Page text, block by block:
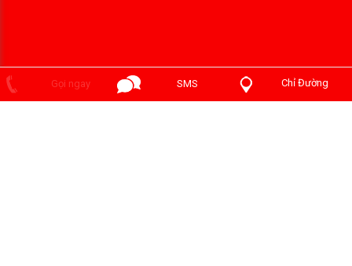
Gọi ngay SMS Chỉ Đường